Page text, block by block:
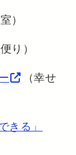
）
り）
（幸せ
きる」